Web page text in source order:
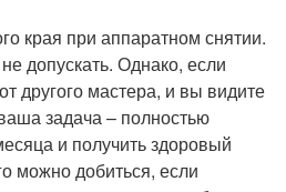
края при аппаратном снятии.
допускать. Однако, если
другого мастера, и вы видите
задача – полностью
и получить здоровый
можно добиться, если